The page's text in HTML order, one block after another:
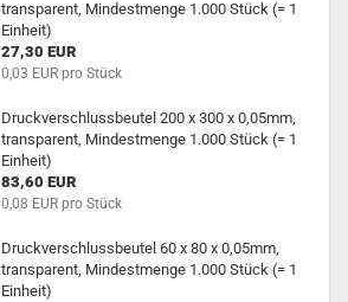
trans­pa­rent, Min­dest­men­ge 1.000 Stück (= 1
Ein­heit)
27,30 EUR
0,03 EUR pro Stück
Druck­ver­schluss­beu­tel 200 x 300 x 0,05mm,
trans­pa­rent, Min­dest­men­ge 1.000 Stück (= 1
Ein­heit)
83,60 EUR
0,08 EUR pro Stück
Druck­ver­schluss­beu­tel 60 x 80 x 0,05mm,
trans­pa­rent, Min­dest­men­ge 1.000 Stück (= 1
Ein­heit)